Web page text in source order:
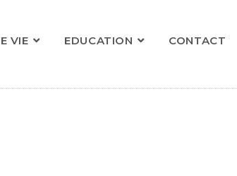
VIE EDUCATION CONTACT